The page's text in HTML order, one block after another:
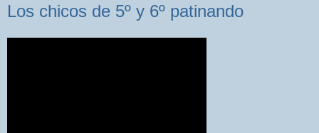
Los chicos de 5º y 6º patinando